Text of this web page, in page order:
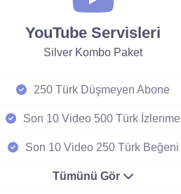
YouTube Servisleri
Silver Kombo Paket
250 Türk Düşmeyen Abone
Son 10 Video 500 Türk İzlenme
Son 10 Video 250 Türk Beğeni
Tümünü Gör